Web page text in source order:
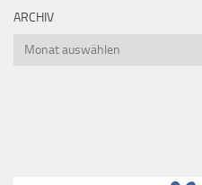
ARCHIV